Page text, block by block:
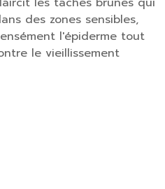
des zones sensibles,
l'épiderme tout
le vieillissement